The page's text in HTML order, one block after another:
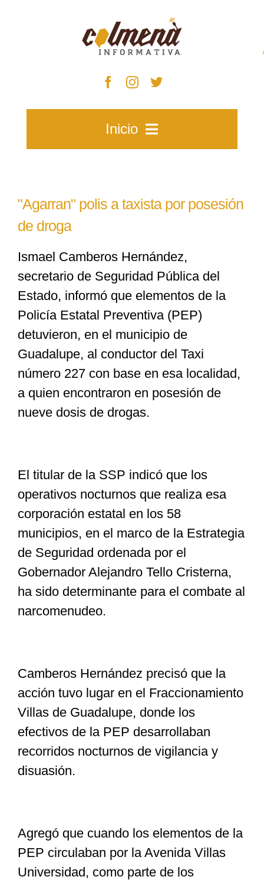
Inicio
Municipios
Especiales
Nacional
Opinión
Cultura
"Agarran" polis a taxista por posesión
de droga
Ismael Camberos Hernández,
secretario de Seguridad Pública del
Estado, informó que elementos de la
Policía Estatal Preventiva (PEP)
detuvieron, en el municipio de
Guadalupe, al conductor del Taxi
número 227 con base en esa localidad,
a quien encontraron en posesión de
nueve dosis de drogas.
El titular de la SSP indicó que los
operativos nocturnos que realiza esa
corporación estatal en los 58
municipios, en el marco de la Estrategia
de Seguridad ordenada por el
Gobernador Alejandro Tello Cristerna,
ha sido determinante para el combate al
narcomenudeo.
Camberos Hernández precisó que la
acción tuvo lugar en el Fraccionamiento
Villas de Guadalupe, donde los
efectivos de la PEP desarrollaban
recorridos nocturnos de vigilancia y
disuasión.
Agregó que cuando los elementos de la
PEP circulaban por la Avenida Villas
Universidad, como parte de los